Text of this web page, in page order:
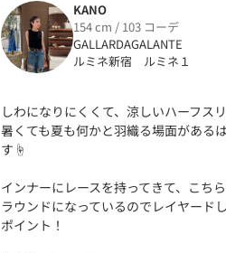
KANO
154 cm / 103 コーデ
GALLARDAGALANTE
ルミネ新宿 ルミネ１
しわになりにくくて、涼しいハーフス
暑くても夏も何かと羽織る場面がある
す☝️
インナーにレースを持ってきて、こち
ラウンドになっているのでレイヤード
ポイント！